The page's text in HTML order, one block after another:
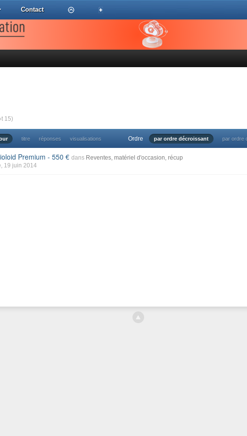
Contact
15)
titre réponses visualisations Ordre par ordre décroissant par ordre
Premium - 550 dans Reventes, matériel d'occasion, récup
, 19 juin 2014